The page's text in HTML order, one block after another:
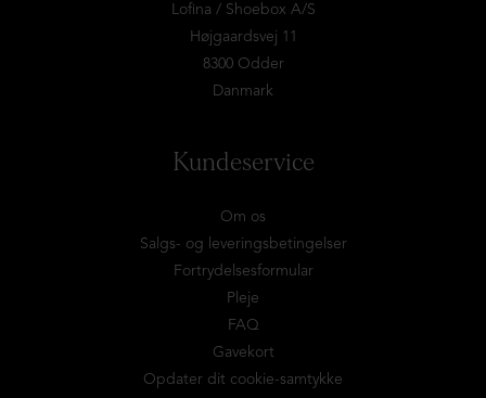
Lofina / Shoebox A/S
Højgaardsvej 11
8300 Odder
Danmark
Kundeservice
Om os
Salgs- og leveringsbetingelser
Fortrydelsesformular
Pleje
FAQ
Gavekort
Opdater dit cookie-samtykke